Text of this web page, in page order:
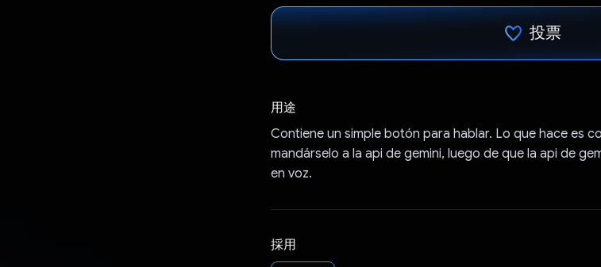
投票
用途
Contiene un simple botón para hablar. Lo que hace es
mandárselo a la api de gemini, luego de que la api de
en voz.
採用